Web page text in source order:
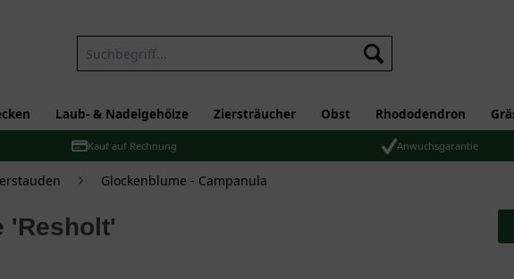
Laub- & Nadelgehölze Ziersträucher Obst Rhododendron
Kauf auf Rechnung Anwuchsgarantie
Glockenblume - Campanula
'Resholt'